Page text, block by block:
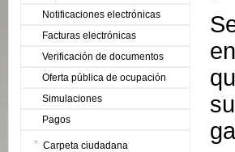
Notificaciones electrónicas
Facturas electrónicas
Verificación de documentos
Oferta pública de ocupación
Simulaciones
Pagos
Carpeta ciudadana